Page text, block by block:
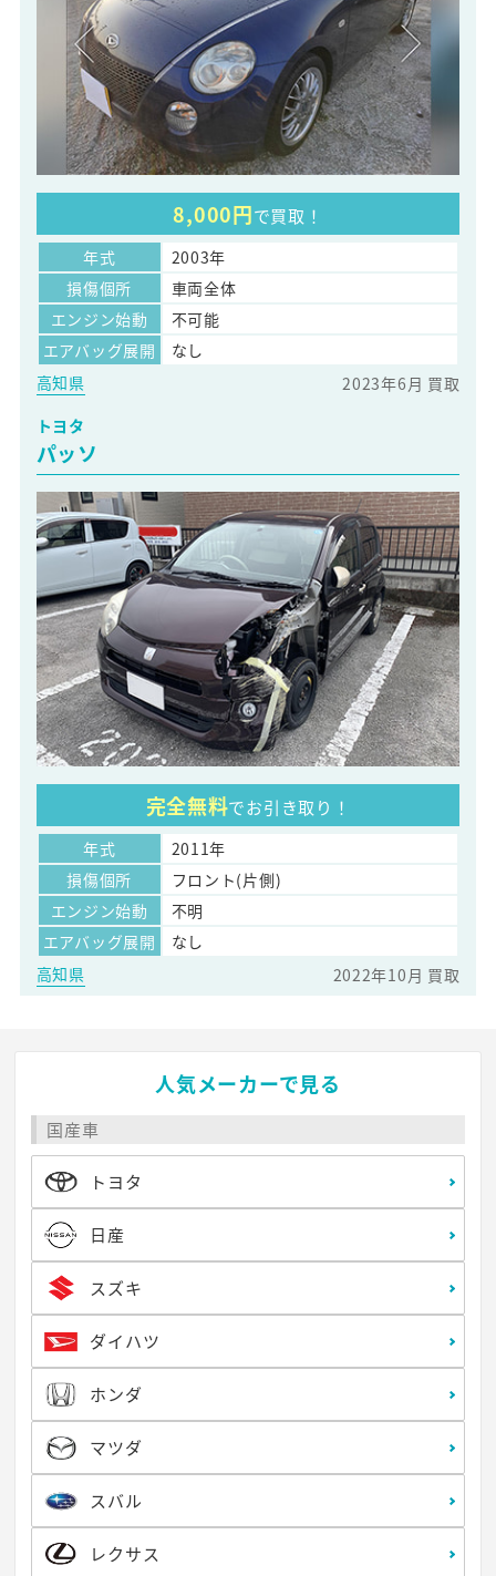
8,000円で買取！
年式
2003年
損傷個所
車両全体
エンジン始動
不可能
エアバッグ展開
なし
高知県
2023年6月 買取
トヨタ
パッソ
完全無料でお引き取り！
年式
2011年
損傷個所
フロント(片側)
エンジン始動
不明
エアバッグ展開
なし
高知県
2022年10月 買取
人気メーカーで見る
国産車
トヨタ
日産
スズキ
ダイハツ
ホンダ
マツダ
スバル
レクサス